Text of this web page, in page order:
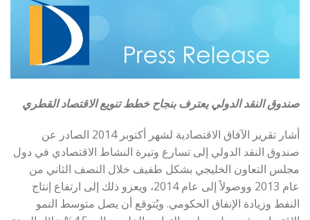
صندوق النقد الدولي يعترف بنجاح خطط تنويع الاقتصاد القطري
أشار تقرير الآفاق الاقتصادية لشهر أكتوبر 2014 الصادر عن
صندوق النقد الدولي إلى تسارع وتيرة النشاط الاقتصادي في دول
مجلس التعاون الخليجي بشكل طفيف خلال النصف الثاني من
عام 2013 ووصولاً إلى عام 2014، ويعزو ذلك إلى ارتفاع إنتاج
النفط وزيادة الإنفاق الحكومي. ويُتوقع أن يصل متوسط النمو